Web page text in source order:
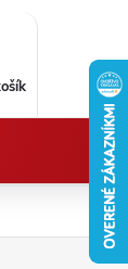
Vypočítajte